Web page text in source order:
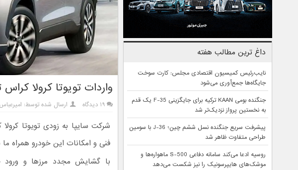
واردات تویوتا کرولا
۱۹ دیدگاه ارسال شده توسط:
شرکت سایپا به زودی تویوتا
فنی و امکانات این خودرو همراه ما
با گشایش مجدد مرزها و ورود
داغ ترین مطالب هفته
نایب‌رئیس کمیسیون اقتصادی مجلس: کارت سوخت
جایگاه‌ها جمع‌آوری می‌شود
جنگنده بومی KAAN ترکیه برای جایگزینی F-35 یک قدم
به نخستین پرواز نزدیک‌تر شد
پیشرفت سریع جنگنده نسل ششم چین؛ J-36 با سومین
طراحی متفاوت ظاهر شد
روسیه ادعا می‌کند سامانه دفاعی S-500 ماهواره‌ها و
موشک‌های هایپرسونیک را نیز شکست می‌دهد